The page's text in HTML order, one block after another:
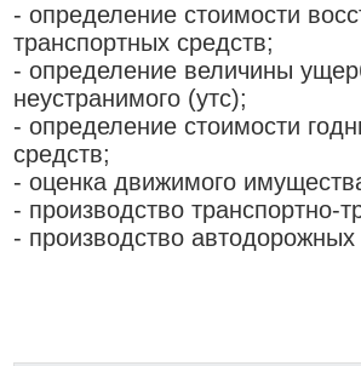
- определение стоимости
транспортных средств;
- определение величины
неустранимого (утс);
- определение стоимости
средств;
- оценка движимого
- производство транспортно-
- производство автодорожных